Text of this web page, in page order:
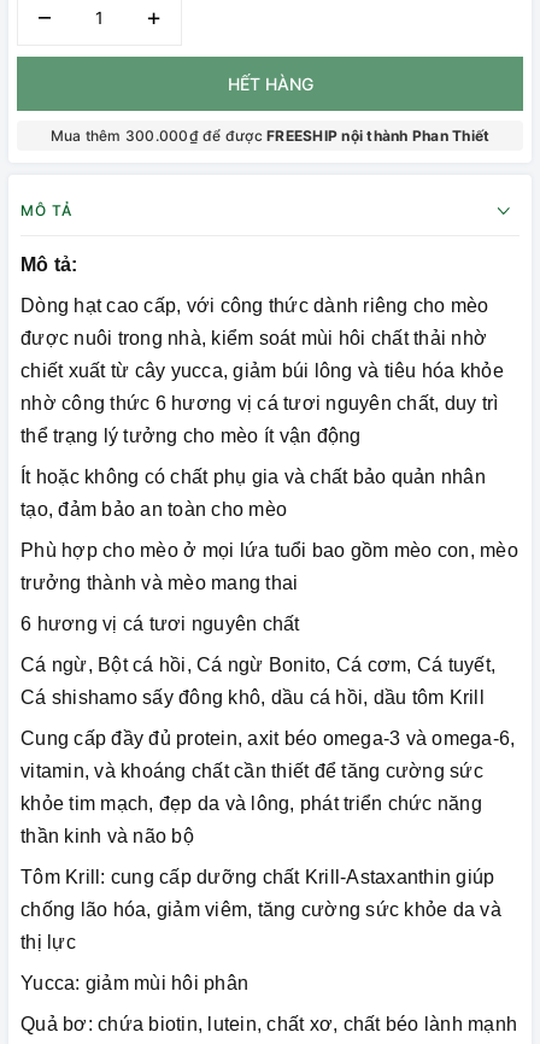
– +
HẾT HÀNG
Mua thêm 300.000₫ để đượcFREESHIP nội thành Phan Thiết
MÔ TẢ
Mô tả:
Dòng hạt cao cấp, với công thức dành riêng cho mèo
được nuôi trong nhà, kiểm soát mùi hôi chất thải nhờ
chiết xuất từ cây yucca, giảm búi lông và tiêu hóa khỏe
nhờ công thức 6 hương vị cá tươi nguyên chất, duy trì
thể trạng lý tưởng cho mèo ít vận động
Ít hoặc không có chất phụ gia và chất bảo quản nhân
tạo, đảm bảo an toàn cho mèo
Phù hợp cho mèo ở mọi lứa tuổi bao gồm mèo con, mèo
trưởng thành và mèo mang thai
6 hương vị cá tươi nguyên chất
Cá ngừ, Bột cá hồi, Cá ngừ Bonito, Cá cơm, Cá tuyết,
Cá shishamo sấy đông khô, dầu cá hồi, dầu tôm Krill
Cung cấp đầy đủ protein, axit béo omega-3 và omega-6,
vitamin, và khoáng chất cần thiết để tăng cường sức
khỏe tim mạch, đẹp da và lông, phát triển chức năng
thần kinh và não bộ
Tôm Krill: cung cấp dưỡng chất Krill-Astaxanthin giúp
chống lão hóa, giảm viêm, tăng cường sức khỏe da và
thị lực
Yucca: giảm mùi hôi phân
Quả bơ: chứa biotin, lutein, chất xơ, chất béo lành mạnh